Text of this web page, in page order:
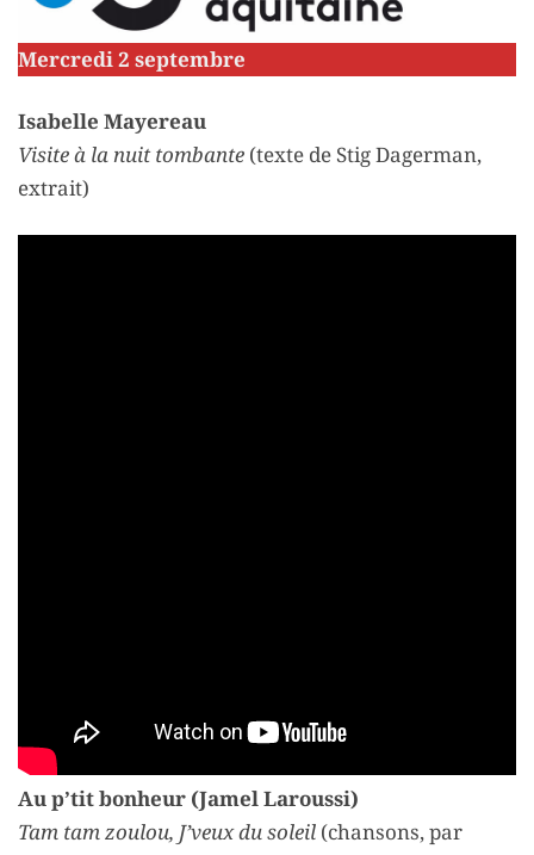
Mercredi 2 septembre
Isabelle Mayereau
Visite à la nuit tombante (texte de Stig Dagerman,
extrait)
Au p’tit bonheur (Jamel Laroussi)
Tam tam zoulou, J’veux du soleil (chansons, par